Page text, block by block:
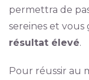
permettra de
sereines et vous
résultat élevé.
Pour réussir au